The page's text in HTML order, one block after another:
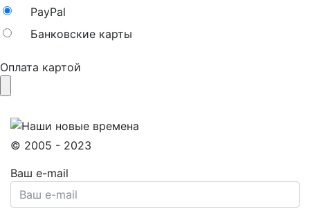
PayPal
Банковские карты
Оплата картой
© 2005 - 2023
Ваш e-mail